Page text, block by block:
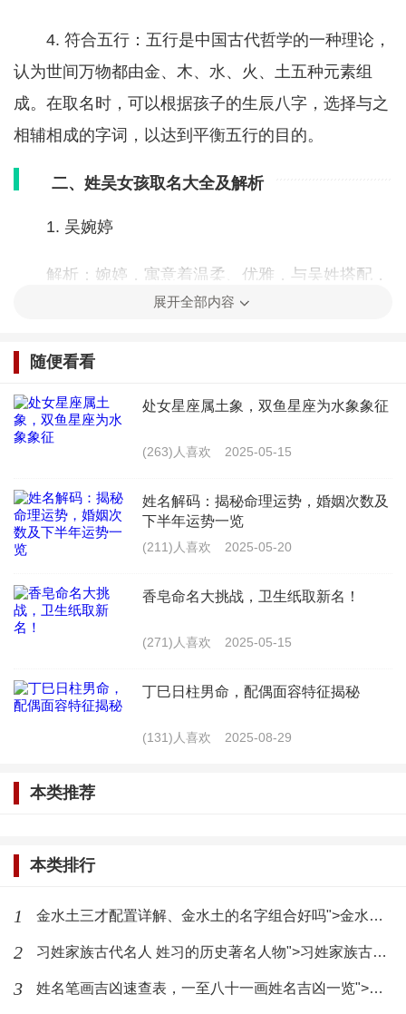
4. 符合五行：五行是中国古代哲学的一种理论，
认为世间万物都由金、木、水、火、土五种元素组
成。在取名时，可以根据孩子的生辰八字，选择与之
相辅相成的字词，以达到平衡五行的目的。
二、姓吴女孩取名大全及解析
1. 吴婉婷
解析：婉婷，寓意着温柔、优雅，与吴姓搭配，
显得文静、端庄。“婉”字取自“婉约”，意为温
解析：思涵，寓意着聪明、有内涵，与吴姓搭
明；“涵”字取自“涵养”，意为内涵丰富。
3. 吴紫萱
取自“萱草”，意为纯洁。
解析：雅静，寓意着文雅、安静，与吴姓搭配，
取自“安静”，意为安静。
解析：婉君，寓意着温柔、贤淑，与吴姓搭配，
显得端庄大方。“婉”字取自“婉约”，意为温柔；“君”字
展开全部内容
随便看看
处女星座属土象，双鱼星座为水象象征
(263)人喜欢 2025-05-15
姓名解码：揭秘命理运势，婚姻次数及
下半年运势一览
(211)人喜欢 2025-05-20
香皂命名大挑战，卫生纸取新名！
(271)人喜欢 2025-05-15
丁巳日柱男命，配偶面容特征揭秘
(131)人喜欢 2025-08-29
本类推荐
本类排行
1 金水土三才配置详解、金水土的名字组合好吗">金水土三才配置详解、金水土的名字组合好吗
2 习姓家族古代名人 姓习的历史著名人物">习姓家族古代名人 姓习的历史著名人物
3 姓名笔画吉凶速查表，一至八十一画姓名吉凶一览">姓名笔画吉凶速查表，一至八十一画姓名吉凶一览